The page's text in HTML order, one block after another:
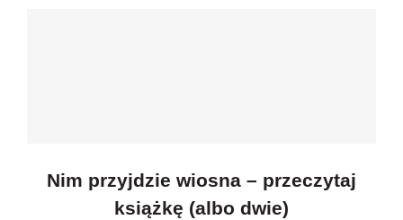
Nim przyjdzie wiosna – przeczytaj
książkę (albo dwie)